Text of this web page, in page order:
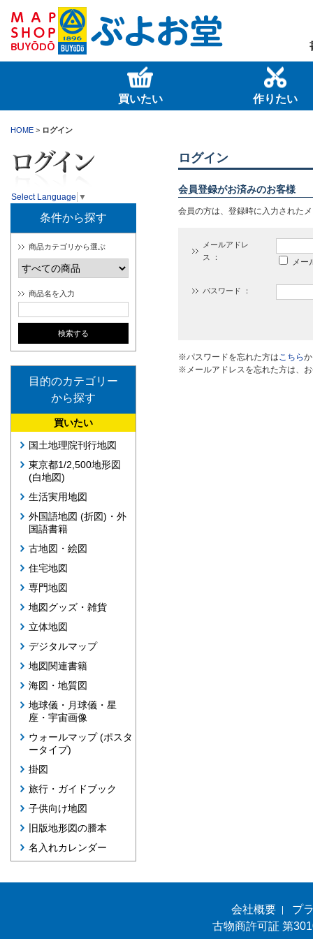
買いたい 作りたい
HOME > ログイン
Select Language ▼
条件から探す
商品カテゴリから選ぶ
商品名を入力
目的のカテゴリー
から探す
買いたい
国土地理院刊行地図
東京都1/2,500地形図
(白地図)
生活実用地図
外国語地図 (折図)・外
国語書籍
古地図・絵図
住宅地図
専門地図
地図グッズ・雑貨
立体地図
デジタルマップ
地図関連書籍
海図・地質図
地球儀・月球儀・星
座・宇宙画像
ウォールマップ (ポスタ
ータイプ)
掛図
旅行・ガイドブック
子供向け地図
旧版地形図の謄本
名入れカレンダー
ログイン
会員登録がお済みのお客様
会員の方は、登録時に入力された
メールアドレ
ス ：
メー
パスワード ：
※パスワードを忘れた方はこちら
※メールアドレスを忘れた方は、
会社概要
プ
古物商許可証 第